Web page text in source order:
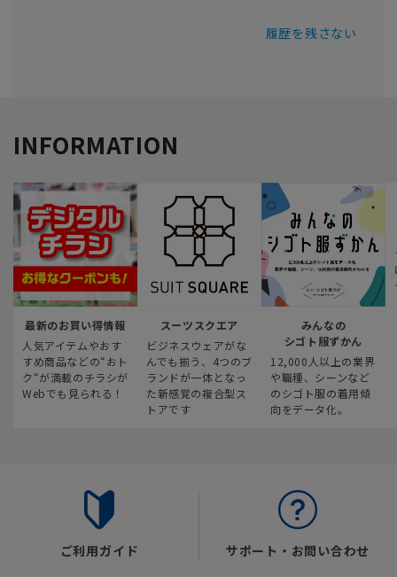
履歴を残さない
INFORMATION
最新のお買い得情報
人気アイテムやおす
すめ商品などの“おト
ク“が満載のチラシが
Webでも見られる！
スーツスクエア
ビジネスウェアがな
んでも揃う、4つのブ
ランドが一体となっ
た新感覚の複合型ス
トアです
みんなの
シゴト服ずかん
12,000人以上の業界
や職種、シーンなど
のシゴト服の着用傾
向をデータ化。
ご利用ガイド サポート・お問い合わせ